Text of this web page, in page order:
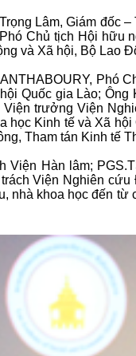
Lâm, Giám đốc
Chủ tịch Hội
và Xã hội, Bộ Lao
Phó
Quốc gia Lào;
trưởng Viện
Kinh tế và Xã
Tham tán Kinh tế
Viện Hàn lâm;
Viện Nghiên
nhà khoa học đến